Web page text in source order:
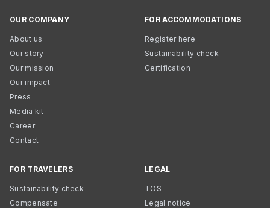
OUR COMPANY
About us
Our story
Our mission
Our impact
Press
Media kit
Career
Contact
FOR ACCOMMODATIONS
Register here
Sustainability check
Certification
FOR TRAVELERS
Sustainability check
Compensate
LEGAL
TOS
Legal notice